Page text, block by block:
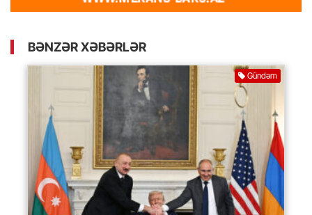
BƏNZƏR XƏBƏRLƏR
Gündəm